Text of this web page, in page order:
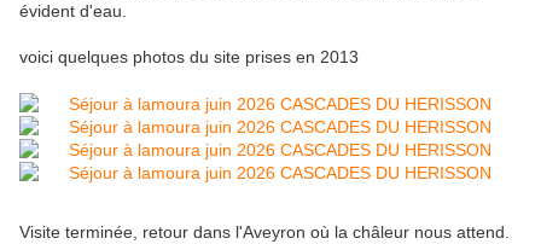
évident d'eau.
voici quelques photos du site prises en 2013
Visite terminée, retour dans l'Aveyron où la châleur nous attend.